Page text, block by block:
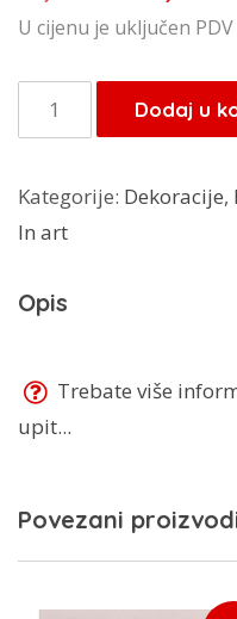
cijena
je:
12,00
U cijenu je uključen PDV
Kuhar
stalak
kuhaču
količina
Dodaj u
Kategorije: Dekoracije,
In art
Opis
Trebate više
upit...
Povezani